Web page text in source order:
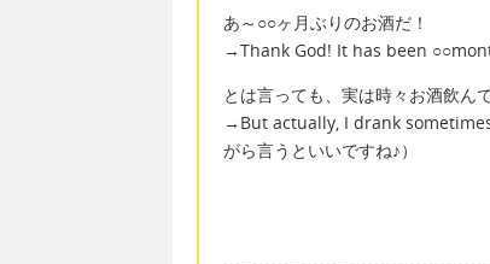
あ～○○ヶ月ぶりのお酒だ！
→Thank God! It has been
とは言っても、実は時々お酒飲ん
→But actually, I drank
がら言うといいですね♪）